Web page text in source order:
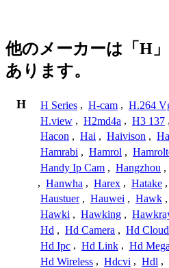
他のメーカーは「H
あります。
H H Series , H-cam , H.264
H.view , H2md4a , H3 137 ,
Hacon , Hai , Haivison ,
Hamrabi , Hamrol ,
Handy Ip Cam , Hangzhou ,
, Hanwha , Harex , Hatake ,
Haustuer , Hauwei , Hawk ,
Hawki , Hawking ,
Hd , Hd Camera , Hd
Hd Ipc , Hd Link , Hd
Hd Wireless , Hdcvi , Hdl ,